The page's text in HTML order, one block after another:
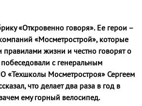
«Откровенно говоря». Ее герои –
«Мосметрострой», которые
правилами жизни и честно говорят о
с генеральным
«Техшколы Мосметростроя» Сергеем
что делает два раза в год в
ему горный велосипед.